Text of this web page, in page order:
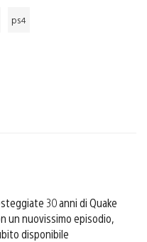
ps4
30 anni di Quake
un nuovissimo episodio,
disponibile